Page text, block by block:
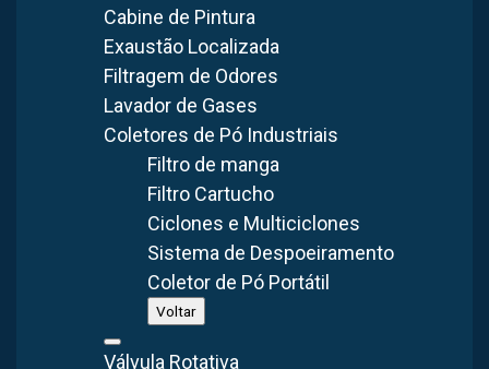
Cabine de Pintura
Exaustão Localizada
Filtragem de Odores
Lavador de Gases
Coletores de Pó Industriais
Filtro de manga
Filtro Cartucho
Ciclones e Multiciclones
Sistema de Despoeiramento
Coletor de Pó Portátil
Voltar
Válvula Rotativa
segurança. Além disso, este dispositivo pode suportar
temperaturas até 90 graus e operar continuamente por até 2
horas a 120 graus.
Qual a Função do Exaustor Móvel?
Vantagens do Exaustor Móvel:
Qualidade:
Versatilidade:
Customização:
Conforto térmico e saúde dos funcionários:
Segurança: